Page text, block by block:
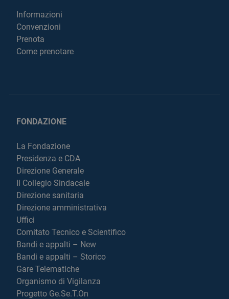
Informazioni
Convenzioni
Prenota
Come prenotare
FONDAZIONE
La Fondazione
Presidenza e CDA
Direzione Generale
Il Collegio Sindacale
Direzione sanitaria
Direzione amministrativa
Uffici
Comitato Tecnico e Scientifico
Bandi e appalti – New
Bandi e appalti – Storico
Gare Telematiche
Organismo di Vigilanza
Progetto Ge.Se.T.On